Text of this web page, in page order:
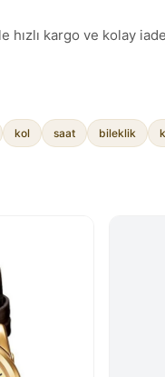
hızlı kargo ve kolay
kol saat bileklik